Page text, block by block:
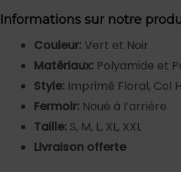
Informations sur notre
Couleur: Vert et Noir
Matériaux: Polyamide et
Style: Imprimé Floral, Col
Fermoir: Noué à l’arrière
Taille: S, M, L, XL, XXL
Livraison offerte